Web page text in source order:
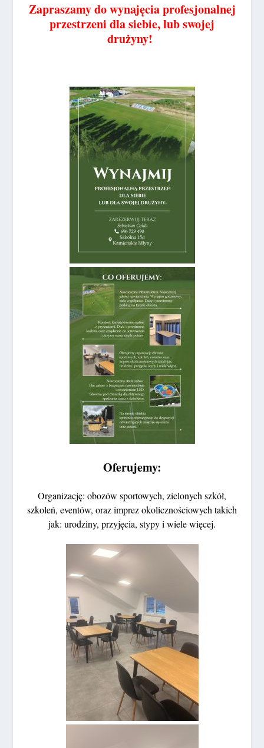
Zapraszamy do wynajęcia profesjonalnej
przestrzeni dla siebie, lub swojej
drużyny!
Oferujemy:
Organizację: obozów sportowych, zielonych szkół,
szkoleń, eventów, oraz imprez okolicznościowych takich
jak: urodziny, przyjęcia, stypy i wiele więcej.